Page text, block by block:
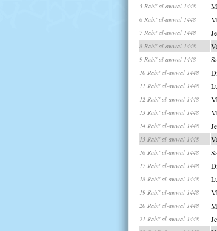
5 Rabi' al-awwal 1448
6 Rabi' al-awwal 1448
7 Rabi' al-awwal 1448
8 Rabi' al-awwal 1448
9 Rabi' al-awwal 1448
10 Rabi' al-awwal 1448
11 Rabi' al-awwal 1448
12 Rabi' al-awwal 1448
13 Rabi' al-awwal 1448
14 Rabi' al-awwal 1448
15 Rabi' al-awwal 1448
16 Rabi' al-awwal 1448
17 Rabi' al-awwal 1448
18 Rabi' al-awwal 1448
19 Rabi' al-awwal 1448
20 Rabi' al-awwal 1448
21 Rabi' al-awwal 1448